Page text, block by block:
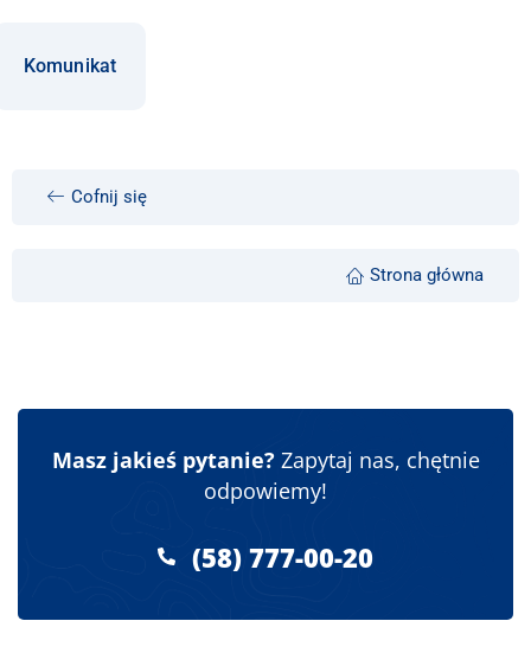
Komunikat
Cofnij się
Strona główna
Masz jakieś pytanie?Zapytaj nas, chętnie
odpowiemy!
(58) 777-00-20